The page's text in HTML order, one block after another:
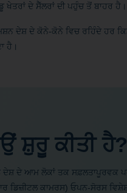
ਦੇ ਸੈੱਲਰਾਂ ਦੀ ਪਹੁੰਚ ਤੋਂ ਬਾਹਰ ਹੈ।
ਦੇਸ਼ ਦੇ ਕੋਨੇ-ਕੋਨੇ ਵਿਚ ਰਹਿੰਦੇ ਹਰ
ਹੈ।
ਸ਼ੁਰੂ ਕੀਤੀ ਹੈ?
ਦੇਸ਼ ਦੇ ਆਮ ਲੋਕਾਂ ਤਕ ਸਫ਼ਲਤਾਪੂਰਵਕ
ਡਿਜ਼ੀਟਲ ਕਾਮਰਸ) ਓਪਨ-ਸੋਰਸ